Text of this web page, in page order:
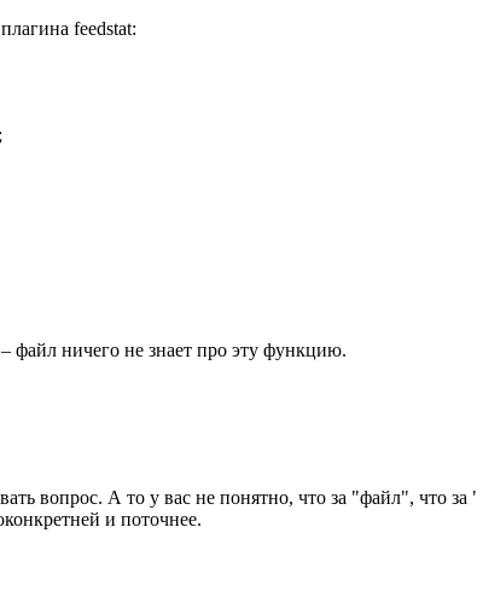
feedstat:
файл ничего не знает про эту функцию.
вопрос. А то у вас не понятно, что за "файл", что
и поточнее.